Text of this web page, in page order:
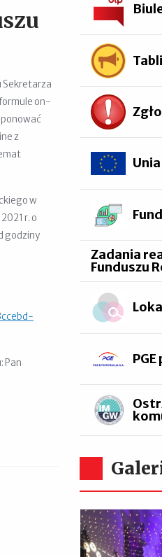
Sekretarza
on-
z
w
r. o
godziny
Pan
Zadania
Funduszu